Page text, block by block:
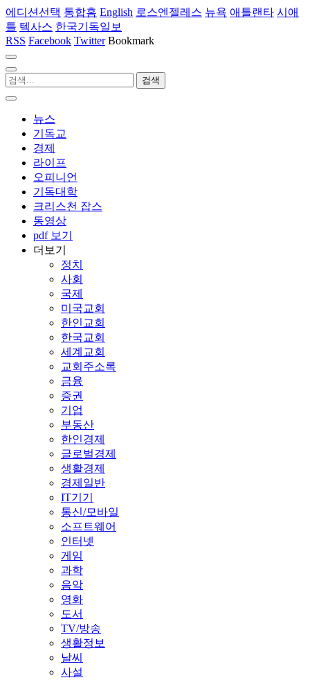
에디션선택 통합홈 English 로스엔젤레스 뉴욕 애틀랜타 시애
틀 텍사스 한국기독일보
RSS Facebook Twitter Bookmark
뉴스
기독교
경제
라이프
오피니언
기독대학
크리스천 잡스
동영상
pdf 보기
더보기
정치
사회
국제
미국교회
한인교회
한국교회
세계교회
교회주소록
금융
증권
기업
부동산
한인경제
글로벌경제
생활경제
경제일반
IT기기
통신/모바일
소프트웨어
인터넷
게임
과학
음악
영화
도서
TV/방송
생활정보
날씨
사설